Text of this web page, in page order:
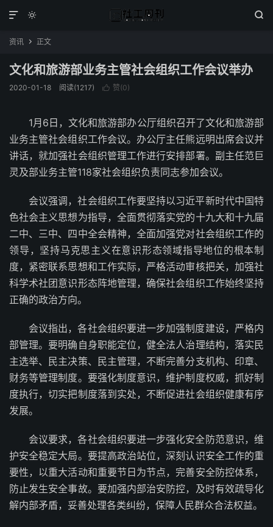
 

资讯  正文
文化和旅游部业务主管社会组织工作会议举办
2020-01-18 阅读(1217)  赞(0)
1月6日，文化和旅游部办公厅组织召开了文化和旅游部
业务主管社会组织工作会议。办公厅主任熊远明出席会议并
讲话，就加强社会组织管理工作进行安排部署。副主任范巨
灵及部业务主管118家社会组织负责同志参加会议。
会议强调，社会组织工作要坚持以习近平新时代中国特
色社会主义思想为指导，全面贯彻落实党的十九大和十九届
二中、三中、四中全会精神，全面加强党对社会组织工作的
领导，坚持马克思主义在意识形态领域指导地位的根本制
度，紧密联系思想和工作实际，严格活动审核把关，加强社
科学术社团意识形态阵地管理，确保社会组织工作始终坚持
正确的政治方向。
会议指出，各社会组织要进一步加强制度建设，严格内
部管理。要明确自身职能定位，健全法人治理结构，落实民
主选举、民主决策、民主管理，不断完善分支机构、印章、
财务等管理制度。要强化制度意识，维护制度权威，抓好制
度执行，切实把制度落到实处，不断促进社会组织健康有序
发展。
会议要求，各社会组织要进一步强化安全防范意识，维
护安全稳定大局。要提高政治站位，深刻认识安全工作的重
要性，以重大活动和重要节日为节点，完善安全防控体系，
防止发生安全事故。要加强内部治安防控，及时有效疏导化
解内部矛盾，妥善处理各类纠纷，保障人民群众合法权益。